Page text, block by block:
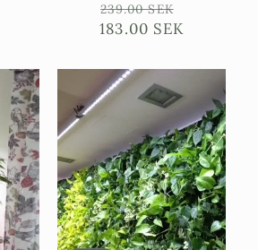
FörsäljningsprisOrdinarie
pris
239.00 SEK
183.00 SEK